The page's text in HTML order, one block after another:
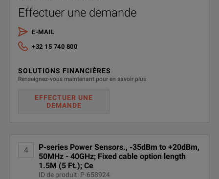
Effectuer une demande
E-MAIL
+32 15 740 800
SOLUTIONS FINANCIÈRES
Renseignez-vous maintenant pour en savoir plus
EFFECTUER UNE
DEMANDE
4
P-series Power Sensors., -35dBm to +20dBm,
50MHz - 40GHz; Fixed cable option length
1.5M (5 Ft.); Ce
ID de produit: P-658924